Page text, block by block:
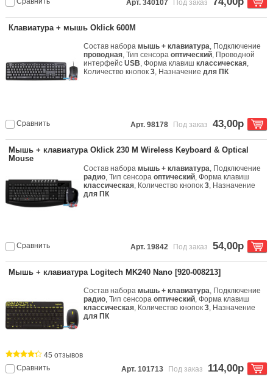
Арт. 340107 Под заказ
Клавиатура + мышь Oklick 600M
Состав наборамышь + клавиатура, Подключение
проводная, Тип сенсораоптический, Проводной
интерфейсUSB, Форма клавишклассическая,
Количество кнопок3, Назначениедля ПК
Сравнить Арт. 98178 Под заказ 43,00р
Мышь + клавиатура Oklick 230 M Wireless Keyboard & Optical
Mouse
Состав наборамышь + клавиатура, Подключение
радио, Тип сенсораоптический, Форма клавиш
классическая, Количество кнопок3, Назначение
для ПК
Сравнить Арт. 19842 Под заказ 54,00р
Мышь + клавиатура Logitech MK240 Nano [920-008213]
Состав наборамышь + клавиатура, Подключение
радио, Тип сенсораоптический, Форма клавиш
классическая, Количество кнопок3, Назначение
для ПК
Сравнить
45 отзывов
Арт. 101713
Под заказ 114,00р